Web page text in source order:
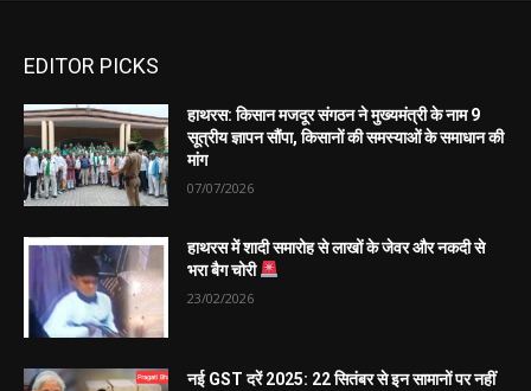
EDITOR PICKS
हाथरस: किसान मजदूर संगठन ने मुख्यमंत्री के नाम 9
सूत्रीय ज्ञापन सौंपा, किसानों की समस्याओं के समाधान की
मांग
07/07/2026
हाथरस में शादी समारोह से लाखों के जेवर और नकदी से
भरा बैग चोरी
23/02/2026
नई GST दरें 2025: 22 सितंबर से इन सामानों पर नहीं